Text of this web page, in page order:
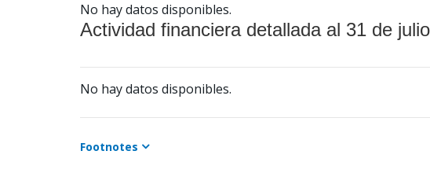
No hay datos disponibles.
Actividad financiera detallada al 31 de
No hay datos disponibles.
Footnotes